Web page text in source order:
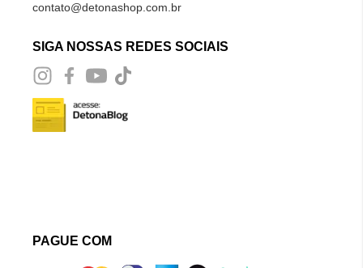
contato@detonashop.com.br
SIGA NOSSAS REDES SOCIAIS
PAGUE COM